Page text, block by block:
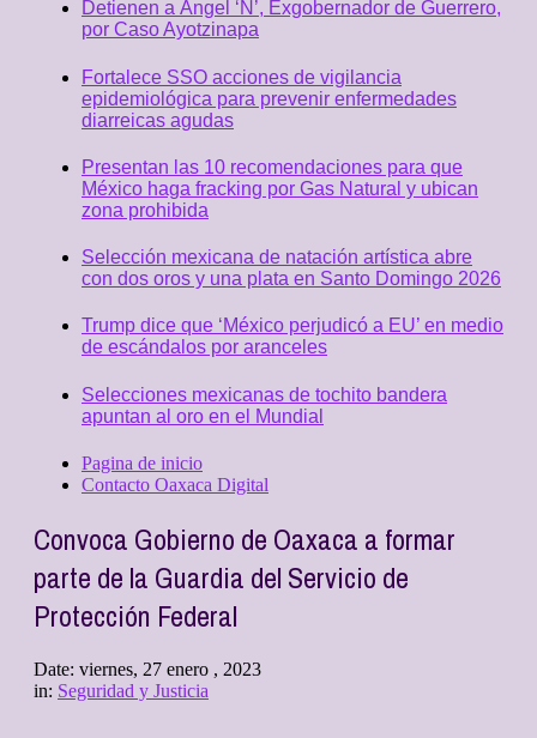
Detienen a Ángel ‘N’, Exgobernador de Guerrero,
por Caso Ayotzinapa
Fortalece SSO acciones de vigilancia
epidemiológica para prevenir enfermedades
diarreicas agudas
Presentan las 10 recomendaciones para que
México haga fracking por Gas Natural y ubican
zona prohibida
Selección mexicana de natación artística abre
con dos oros y una plata en Santo Domingo 2026
Trump dice que ‘México perjudicó a EU’ en medio
de escándalos por aranceles
Selecciones mexicanas de tochito bandera
apuntan al oro en el Mundial
Pagina de inicio
Contacto Oaxaca Digital
Convoca Gobierno de Oaxaca a formar
parte de la Guardia del Servicio de
Protección Federal
Date: viernes, 27 enero , 2023
in: Seguridad y Justicia